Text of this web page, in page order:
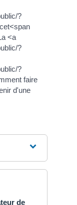
?
<a
?
?
faire
d'une
de